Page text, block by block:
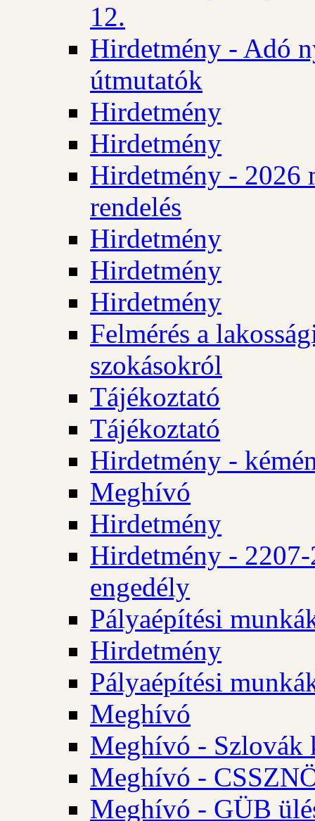
12.
Hirdetmény - Adó
útmutatók
Hirdetmény
Hirdetmény
Hirdetmény - 2026
rendelés
Hirdetmény
Hirdetmény
Hirdetmény
Felmérés a
szokásokról
Tájékoztató
Tájékoztató
Hirdetmény -
Meghívó
Hirdetmény
Hirdetmény -
engedély
Pályaépítési
Hirdetmény
Pályaépítési
Meghívó
Meghívó - Szlovák
Meghívó -
Meghívó - GÜB